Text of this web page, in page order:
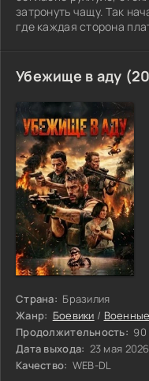
затронуть чащу. Так
где каждая сторона
Убежище в аду
Страна: Бразилия
Жанр: Боевики /
Продолжительность: 90
Дата выхода: 23 мая 2026
Качество: WEB-DL